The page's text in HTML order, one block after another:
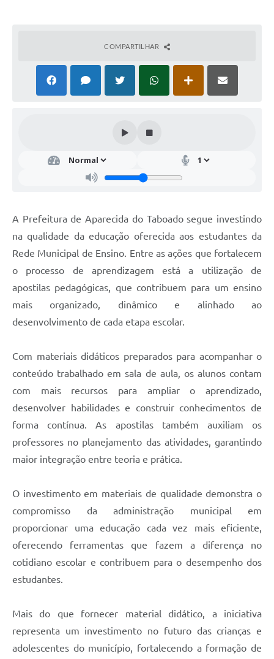
COMPARTILHAR
A Prefeitura de Aparecida do Taboado segue investindo
na qualidade da educação oferecida aos estudantes da
Rede Municipal de Ensino. Entre as ações que fortalecem
o processo de aprendizagem está a utilização de
apostilas pedagógicas, que contribuem para um ensino
mais organizado, dinâmico e alinhado ao
desenvolvimento de cada etapa escolar.
Com materiais didáticos preparados para acompanhar o
conteúdo trabalhado em sala de aula, os alunos contam
com mais recursos para ampliar o aprendizado,
desenvolver habilidades e construir conhecimentos de
forma contínua. As apostilas também auxiliam os
professores no planejamento das atividades, garantindo
maior integração entre teoria e prática.
O investimento em materiais de qualidade demonstra o
compromisso da administração municipal em
proporcionar uma educação cada vez mais eficiente,
oferecendo ferramentas que fazem a diferença no
cotidiano escolar e contribuem para o desempenho dos
estudantes.
Mais do que fornecer material didático, a iniciativa
representa um investimento no futuro das crianças e
adolescentes do município, fortalecendo a formação de